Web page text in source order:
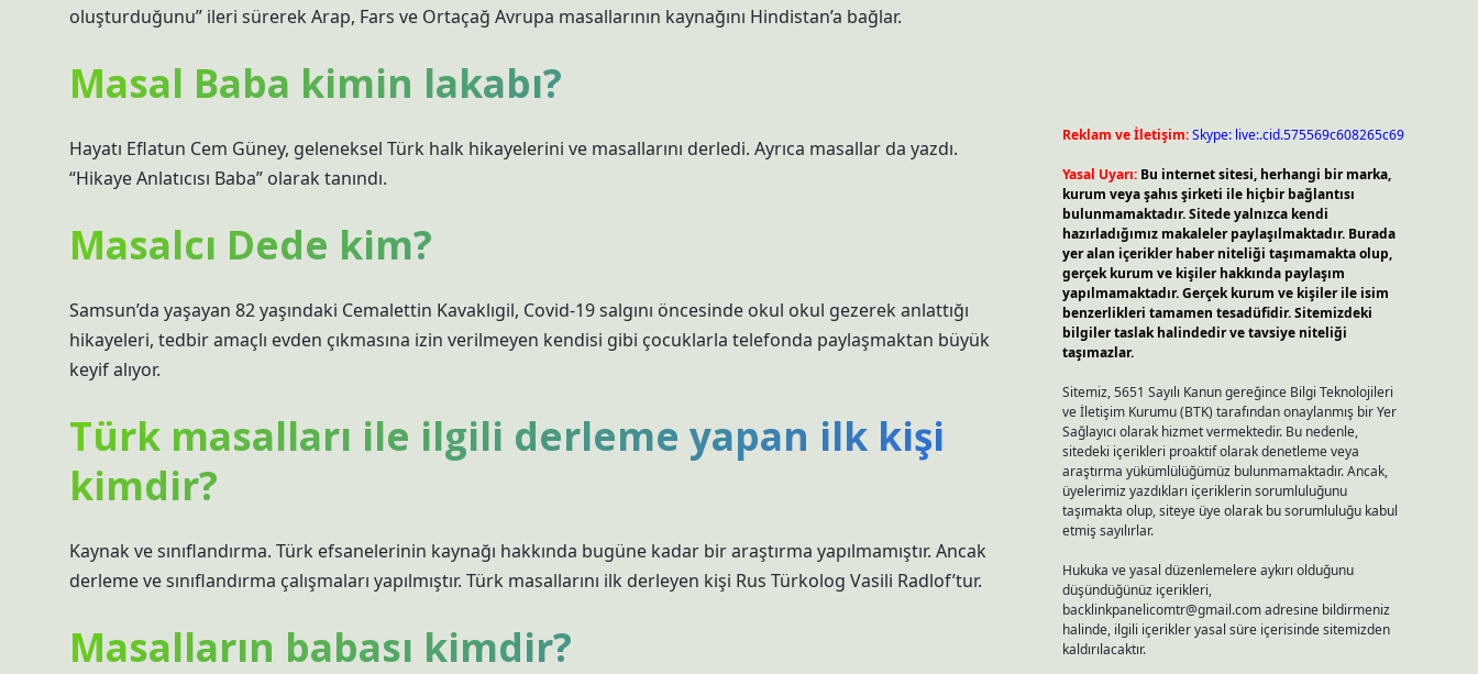
oluşturduğunu” ileri sürerek Arap, Fars ve Ortaçağ Avrupa masallarının kaynağını Hindistan’a bağlar.
Masal Baba kimin lakabı?
Hayatı Eflatun Cem Güney, geleneksel Türk halk hikayelerini ve masallarını derledi. Ayrıca masallar da yazdı.
“Hikaye Anlatıcısı Baba” olarak tanındı.
Masalcı Dede kim?
Samsun’da yaşayan 82 yaşındaki Cemalettin Kavaklıgil, Covid-19 salgını öncesinde okul okul gezerek anlattığı
hikayeleri, tedbir amaçlı evden çıkmasına izin verilmeyen kendisi gibi çocuklarla telefonda paylaşmaktan büyük
keyif alıyor.
Türk masalları ile ilgili derleme yapan ilk kişi
kimdir?
Kaynak ve sınıflandırma. Türk efsanelerinin kaynağı hakkında bugüne kadar bir araştırma yapılmamıştır. Ancak
derleme ve sınıflandırma çalışmaları yapılmıştır. Türk masallarını ilk derleyen kişi Rus Türkolog Vasili Radlof’tur.
Masalların babası kimdir?
Reklam ve İletişim:Skype: live:.cid.575569c608265c69
Yasal Uyarı: Bu internet sitesi, herhangi bir marka,
kurum veya şahıs şirketi ile hiçbir bağlantısı
bulunmamaktadır. Sitede yalnızca kendi
hazırladığımız makaleler paylaşılmaktadır. Burada
yer alan içerikler haber niteliği taşımamakta olup,
gerçek kurum ve kişiler hakkında paylaşım
yapılmamaktadır. Gerçek kurum ve kişiler ile isim
benzerlikleri tamamen tesadüfidir. Sitemizdeki
bilgiler taslak halindedir ve tavsiye niteliği
taşımazlar.
Sitemiz, 5651 Sayılı Kanun gereğince Bilgi Teknolojileri
ve İletişim Kurumu (BTK) tarafından onaylanmış bir Yer
Sağlayıcı olarak hizmet vermektedir. Bu nedenle,
sitedeki içerikleri proaktif olarak denetleme veya
araştırma yükümlülüğümüz bulunmamaktadır. Ancak,
üyelerimiz yazdıkları içeriklerin sorumluluğunu
taşımakta olup, siteye üye olarak bu sorumluluğu kabul
etmiş sayılırlar.
Hukuka ve yasal düzenlemelere aykırı olduğunu
düşündüğünüz içerikleri,
backlinkpanelicomtr@gmail.comadresine bildirmeniz
halinde, ilgili içerikler yasal süre içerisinde sitemizden
kaldırılacaktır.